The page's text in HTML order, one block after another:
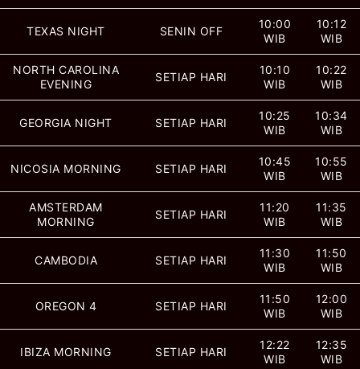
TEXAS NIGHT SENIN OFF
10:00
WIB
10:12
WIB
NORTH CAROLINA
EVENING
SETIAP HARI
10:10
WIB
10:22
WIB
GEORGIA NIGHT SETIAP HARI
10:25
WIB
10:34
WIB
NICOSIA MORNING SETIAP HARI
10:45
WIB
10:55
WIB
AMSTERDAM
MORNING
SETIAP HARI
11:20
WIB
11:35
WIB
CAMBODIA SETIAP HARI
11:30
WIB
11:50
WIB
OREGON 4 SETIAP HARI
11:50
WIB
12:00
WIB
IBIZA MORNING SETIAP HARI
12:22
WIB
12:35
WIB